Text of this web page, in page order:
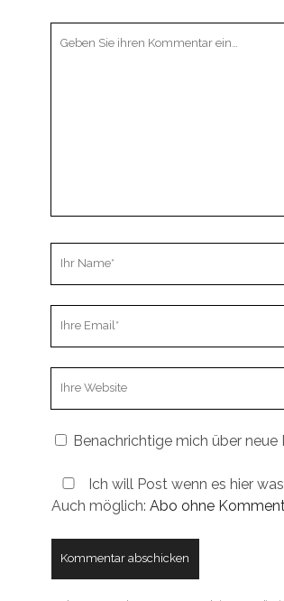
Benachrichtige mich über neue
Ich will Post wenn es hier
Auch möglich: Abo ohne